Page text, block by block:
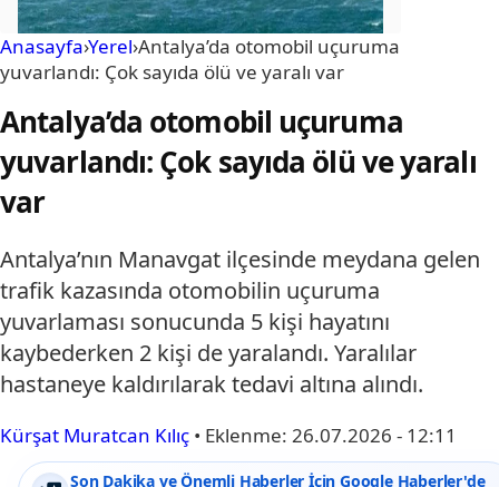
Anasayfa›Yerel›Antalya’da otomobil uçuruma
yuvarlandı: Çok sayıda ölü ve yaralı var
Antalya’da otomobil uçuruma
yuvarlandı: Çok sayıda ölü ve yaralı
var
Antalya’nın Manavgat ilçesinde meydana gelen
trafik kazasında otomobilin uçuruma
yuvarlaması sonucunda 5 kişi hayatını
kaybederken 2 kişi de yaralandı. Yaralılar
hastaneye kaldırılarak tedavi altına alındı.
Kürşat Muratcan Kılıç • Eklenme: 26.07.2026 - 12:11
Son Dakika ve Önemli Haberler İçin Google Haberler'de